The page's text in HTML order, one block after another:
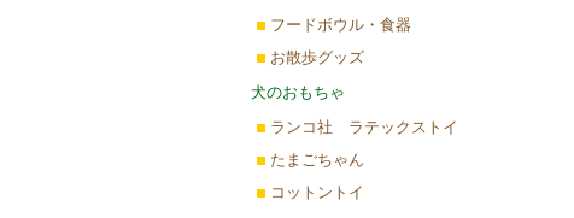
フードボウル・食器
お散歩グッズ
犬のおもちゃ
ランコ社 ラテックストイ
たまごちゃん
コットントイ